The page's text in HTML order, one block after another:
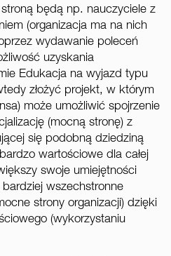
będą np. nauczyciele z
(organizacja ma na nich
wydawanie poleceń
uzyskania
Edukacja na wyjazd typu
złożyć projekt, w którym
może umożliwić spojrzenie
(mocną stronę) z
się podobną dziedziną
wartościowe dla całej
swoje umiejętności
wszechstronne
strony organizacji) dzięki
(wykorzystaniu